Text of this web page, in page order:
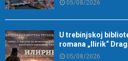
05/08/2026
U trebinjskoj
romana „Ilirik“
05/08/2026